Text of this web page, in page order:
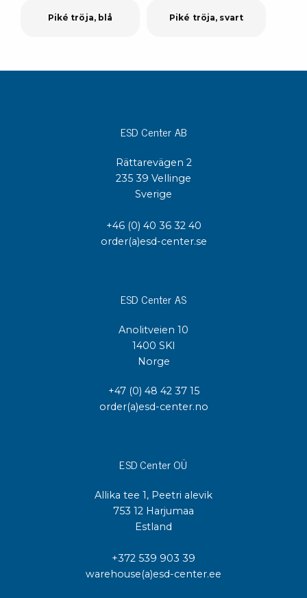
Piké tröja, blå Piké tröja, svart
ESD Center AB
Rättarevägen 2
235 39 Vellinge
Sverige
+46 (0) 40 36 32 40
order(a)esd-center.se
ESD Center AS
Anolitveien 10
1400 SKI
Norge
+47 (0) 48 42 37 15
order(a)esd-center.no
ESD Center OÜ
Allika tee 1, Peetri alevik
753 12 Harjumaa
Estland
+372 539 903 39
warehouse(a)esd-center.ee